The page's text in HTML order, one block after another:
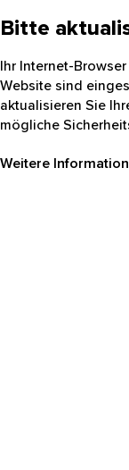
Bitte
Ihr Internet-
Website sind
aktualisieren Sie
mögliche
Weitere